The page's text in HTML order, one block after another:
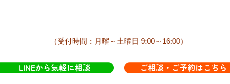
​（受付時間：月曜～土曜日 9:00～16:00）
LINEから気軽に相談 ご相談・ご予約はこちら